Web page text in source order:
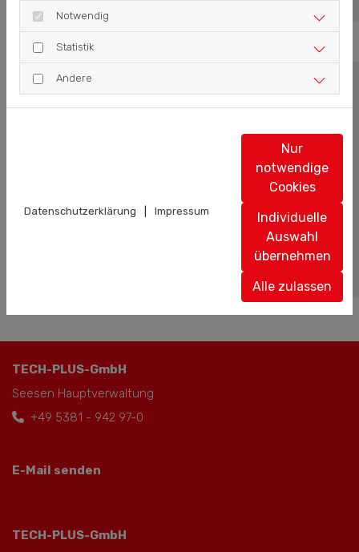
TECH-PLUS GmbH
Niederlassung Leer
Pastorenkamp 5
Tel. +49 (0) 491
99232840
Mail senden
TECH-PLUS-GmbH
Seesen Hauptverwaltung
+49 5381 - 942 97-0
E-Mail senden
TECH-PLUS-GmbH
Notwendig
Statistik
Andere
Datenschutzerklärung Impressum
Nur
notwendige
Cookies
Individuelle
Auswahl
übernehmen
Alle zulassen